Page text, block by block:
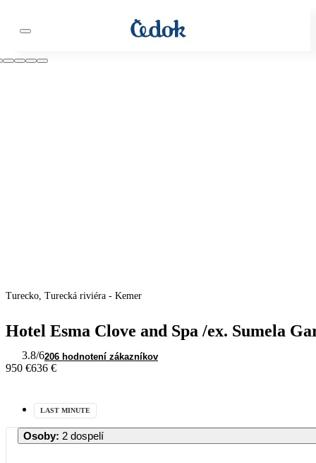
Turecko, Turecká riviéra - Kemer
Hotel Esma Clove and Spa /ex. Sumela
3.8/6206 hodnotení zákazníkov
950 €636 €
LAST MINUTE
Osoby: 2 dospelí